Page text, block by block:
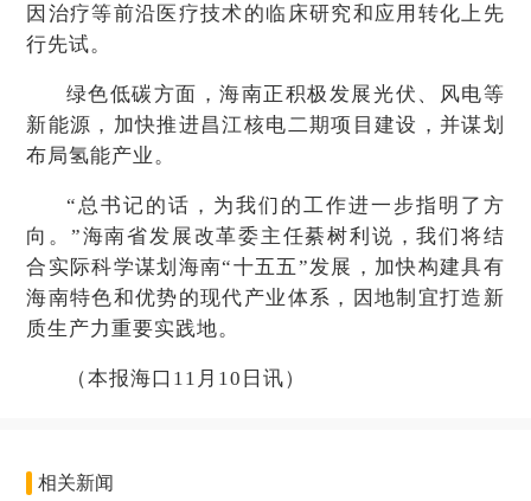
因治疗等前沿医疗技术的临床研究和应用转化上先
行先试。
绿色低碳方面，海南正积极发展光伏、风电等
新能源，加快推进昌江核电二期项目建设，并谋划
布局氢能产业。
“总书记的话，为我们的工作进一步指明了方
向。”海南省发展改革委主任綦树利说，我们将结
合实际科学谋划海南“十五五”发展，加快构建具有
海南特色和优势的现代产业体系，因地制宜打造新
质生产力重要实践地。
（本报海口11月10日讯）
相关新闻